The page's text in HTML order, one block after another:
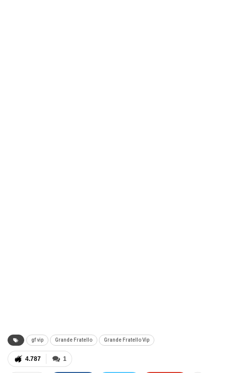
gf vip Grande Fratello Grande Fratello Vip
1
4.787